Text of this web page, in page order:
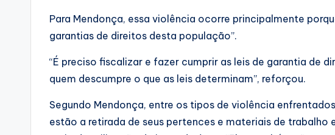
Para Mendonça, essa violência ocorre principalmente
garantias de direitos desta população”.
“É preciso fiscalizar e fazer cumprir as leis de garantia de
quem descumpre o que as leis determinam”, reforçou.
Segundo Mendonça, entre os tipos de violência
estão a retirada de seus pertences e materiais de trabalho